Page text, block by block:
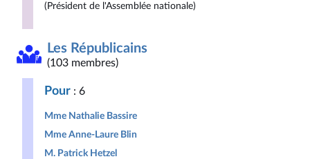
(Président de l'Assemblée nationale)
Les Républicains
(103 membres)
Pour : 6
Mme Nathalie Bassire
Mme Anne-Laure Blin
M. Patrick Hetzel